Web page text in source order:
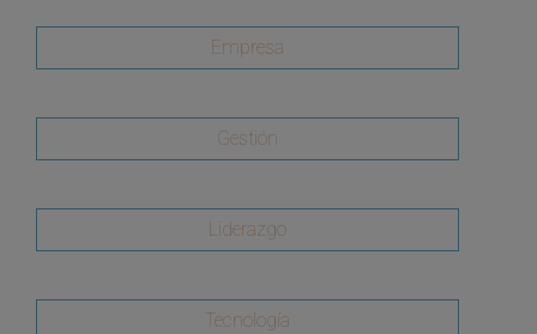
Empresa
Gestión
Liderazgo
Tecnología